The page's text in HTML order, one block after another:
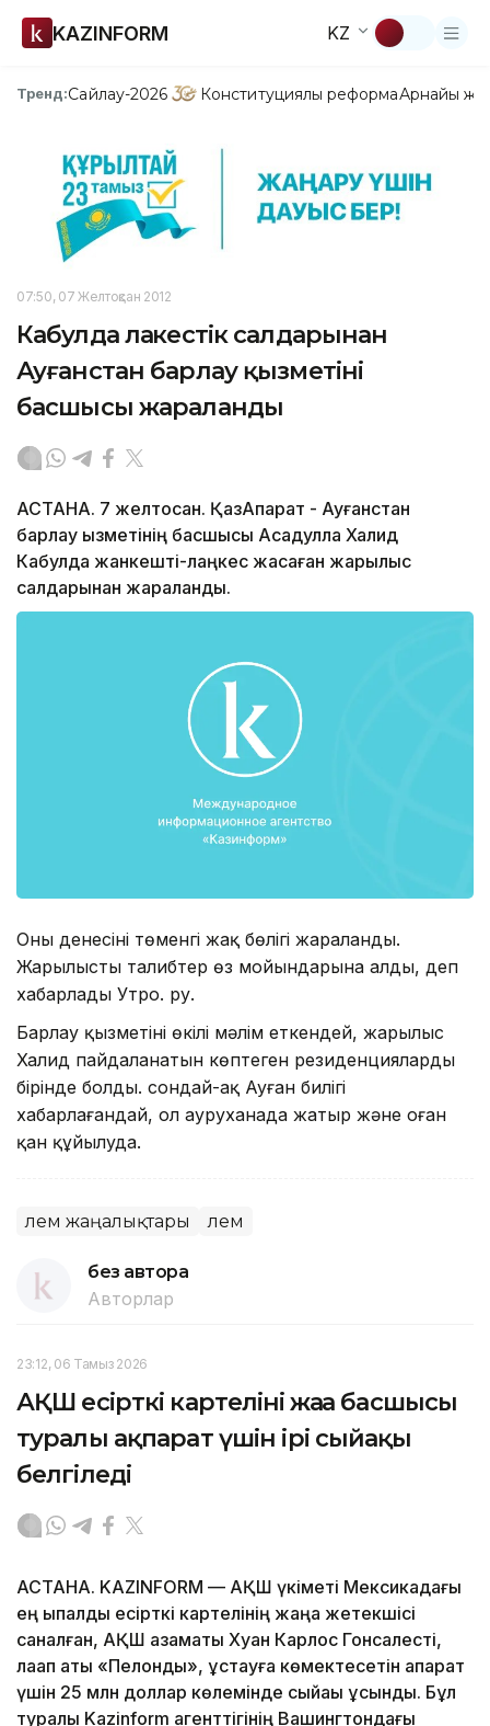
KAZINFORM KZ
Тренд:Сайлау-2026 Конституциялық реформаАрнайы
07:50, 07 Желтоқсан 2012
Кабулда лаңкестік салдарынан
Ауғанстан барлау қызметінің
басшысы жараланды
АСТАНА. 7 желтоқсан. ҚазАқпарат - Ауғанстан
барлау қызметінің басшысы Асадулла Халид
Кабулда жанкешті-лаңкес жасаған жарылыс
салдарынан жараланды.
Оның денесінің төменгі жақ бөлігі жараланды.
Жарылысты талибтер өз мойындарына алды, деп
хабарлады Утро. ру.
Барлау қызметінің өкілі мәлім еткендей, жарылыс
Халид пайдаланатын көптеген резиденциялардың
бірінде болды. сондай-ақ Ауған билігі
хабарлағандай, ол ауруханада жатыр және оған
қан құйылуда.
Әлем жаңалықтары Әлем
без автора
Авторлар
23:12, 06 Тамыз 2026
АҚШ есірткі картелінің жаңа басшысы
туралы ақпарат үшін ірі сыйақы
белгіледі
АСТАНА. KAZINFORM — АҚШ үкіметі Мексикадағы
ең ықпалды есірткі картелінің жаңа жетекшісі
саналған, АҚШ азаматы Хуан Карлос Гонсалесті,
лақап аты «Пелонды», ұстауға көмектесетін ақпарат
үшін 25 млн доллар көлемінде сыйақы ұсынды. Бұл
туралы Kazinform агенттігінің Вашингтондағы